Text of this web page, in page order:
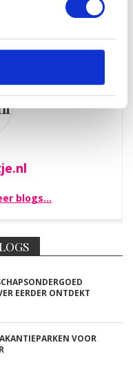
blogs…
EERDER ONTDEKT
VOOR